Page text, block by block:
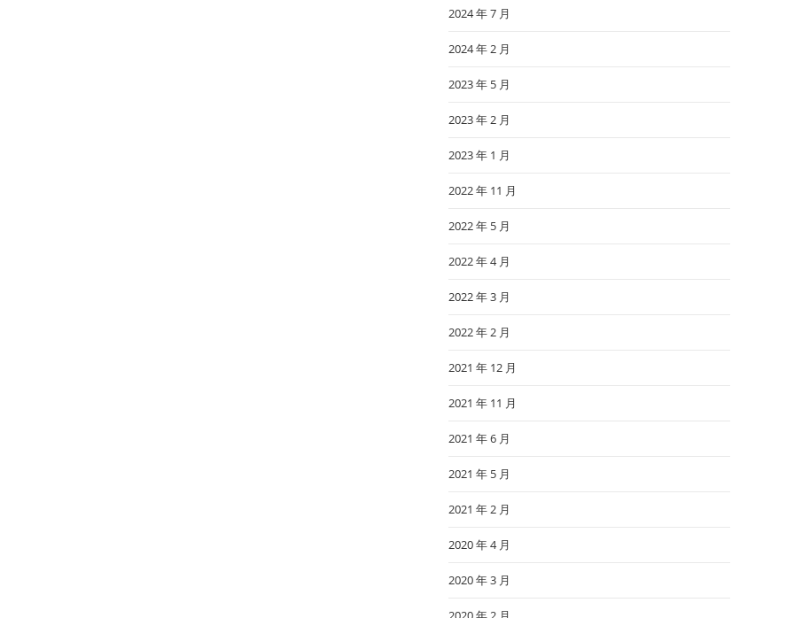
2024 年 7 月
2024 年 2 月
2023 年 5 月
2023 年 2 月
2023 年 1 月
2022 年 11 月
2022 年 5 月
2022 年 4 月
2022 年 3 月
2022 年 2 月
2021 年 12 月
2021 年 11 月
2021 年 6 月
2021 年 5 月
2021 年 2 月
2020 年 4 月
2020 年 3 月